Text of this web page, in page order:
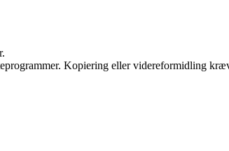
Kopiering eller videreformidling